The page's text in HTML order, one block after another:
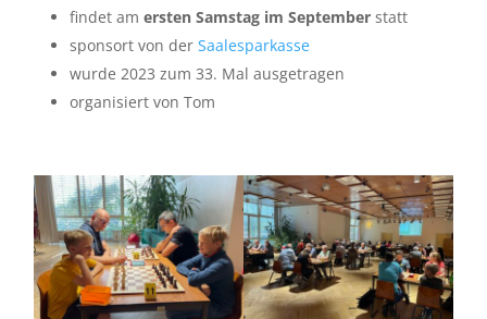
findet am ersten Samstag im September statt
sponsort von der Saalesparkasse
wurde 2023 zum 33. Mal ausgetragen
organisiert von Tom